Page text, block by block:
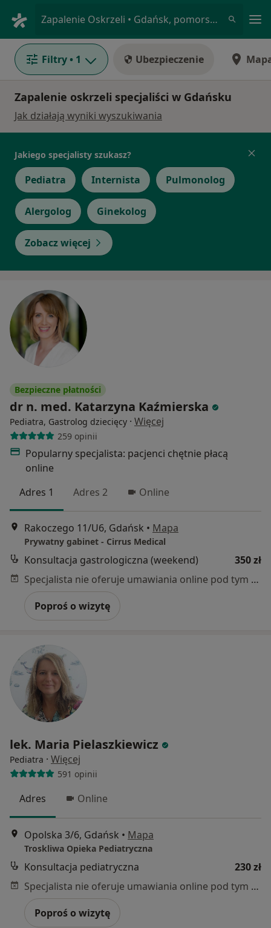
Zapalenie Oskrzeli • Gdańsk, pomorskie
Filtry • 1 Ubezpieczenie
Zapalenie oskrzeli specjaliści w Gdańsku
Jak działają wyniki wyszukiwania
Jakiego specjalisty szukasz?
Pediatra Internista Pulmonolog
Alergolog Ginekolog
Zobacz więcej
Bezpieczne płatności
dr n. med. Katarzyna Kaźmierska
Pediatra, Gastrolog dziecięcy · Więcej
259 opinii
Popularny specjalista: pacjenci chętnie płacą
online
Adres 1
Adres 2 Online
Rakoczego 11/U6, Gdańsk • Mapa
Prywatny gabinet - Cirrus Medical
Konsultacja gastrologiczna (weekend)
350 zł
Specjalista nie oferuje umawiania online pod tym adresem.
Poproś o wizytę
lek. Maria Pielaszkiewicz
Pediatra · Więcej
591 opinii
Adres Online
Opolska 3/6, Gdańsk • Mapa
Troskliwa Opieka Pediatryczna
Konsultacja pediatryczna
230 zł
Specjalista nie oferuje umawiania online pod tym adresem.
Poproś o wizytę